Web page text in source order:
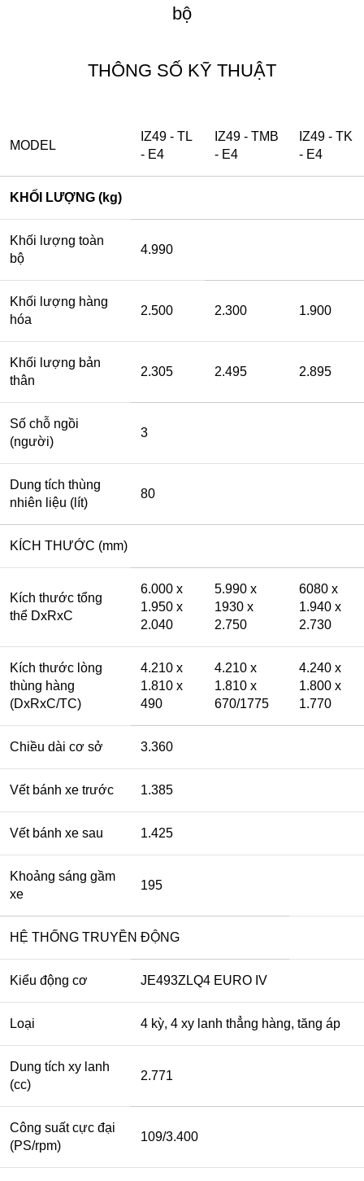
bộ
THÔNG SỐ KỸ THUẬT
MODEL
IZ49 - TL
- E4
IZ49 - TMB
- E4
IZ49 - TK
- E4
KHỐI LƯỢNG (kg)
Khối lượng toàn
bộ
4.990
Khối lượng hàng
hóa
2.500 2.300 1.900
Khối lượng bản
thân
2.305 2.495 2.895
Số chỗ ngồi
(người)
3
Dung tích thùng
nhiên liệu (lít)
80
KÍCH THƯỚC (mm)
Kích thước tổng
thể DxRxC
6.000 x
1.950 x
2.040
5.990 x
1930 x
2.750
6080 x
1.940 x
2.730
Kích thước lòng
thùng hàng
(DxRxC/TC)
4.210 x
1.810 x
490
4.210 x
1.810 x
670/1775
4.240 x
1.800 x
1.770
Chiều dài cơ sở 3.360
Vết bánh xe trước 1.385
Vết bánh xe sau 1.425
Khoảng sáng gầm
xe
195
HỆ THỐNG TRUYỀN ĐỘNG
Kiểu động cơ JE493ZLQ4 EURO IV
Loại 4 kỳ, 4 xy lanh thẳng hàng, tăng áp
Dung tích xy lanh
(cc)
2.771
Công suất cực đại
(PS/rpm)
109/3.400